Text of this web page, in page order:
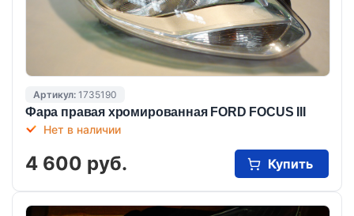
Артикул: 1735190
Фара правая хромированная FORD FOCUS III
Нет в наличии
4 600 руб. Купить